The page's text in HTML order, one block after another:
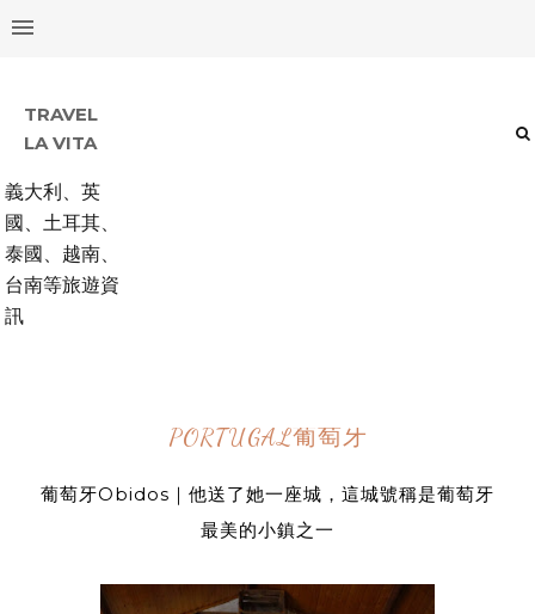
TRAVEL
LA VITA
義大利、英
國、土耳其、
泰國、越南、
台南等旅遊資
訊
PORTUGAL葡萄牙
葡萄牙Obidos｜他送了她一座城，這城號稱是葡萄牙
最美的小鎮之一